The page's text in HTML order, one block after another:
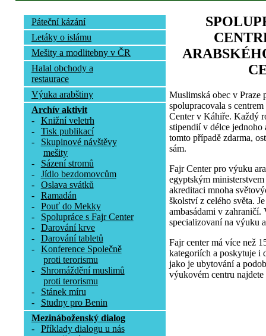
Páteční kázání
Letáky o islámu
Mešity a modlitebny v ČR
Halal obchody a
restaurace
Výuka arabštiny
Archív aktivit
-
Knižní veletrh
-
Tisk publikací
-
Skupinové návštěvy
mešity
-
Sázení stromů
-
Jídlo bezdomovcům
-
Oslava svátků
-
Ramadán
-
Pouť do Mekky
-
Spolupráce s Fajr Center
-
Darování krve
-
Darování tabletů
-
Konference Společně
proti terorismu
-
Shromáždění muslimů
proti terorismu
-
Stánek míru
-
Studny pro Benin
Mezináboženský dialog
-
Příklady dialogu u nás
Muslimská obec v Praze
spolupracovala s
Center v Káhiře. Každý
stipendií v délce
tomto případě zdarma,
sám.
Fajr Center pro výuku
egyptským
akreditaci mnoha
školství z celého světa.
ambasádami v
specializovaní na výuku
Fajr center má více než
kategoriích a poskytuje i
jako je ubytování a
výukovém centru